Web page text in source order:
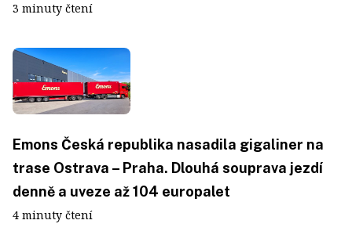
3 minuty čtení
Emons Česká republika nasadila gigaliner na
trase Ostrava – Praha. Dlouhá souprava jezdí
denně a uveze až 104 europalet
4 minuty čtení